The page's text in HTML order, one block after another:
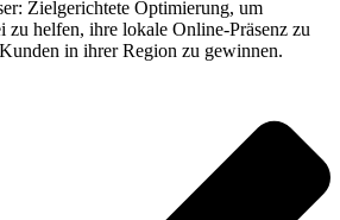
Zielgerichtete Optimierung, um
zu helfen, ihre lokale Online-Präsenz zu
in ihrer Region zu gewinnen.